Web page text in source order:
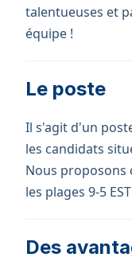
talentueuses et
équipe !
Le poste
Il s'agit d'un
les candidats
Nous proposons
les plages 9-5
Des